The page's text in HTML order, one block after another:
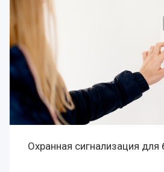
Охранная сигнализация для